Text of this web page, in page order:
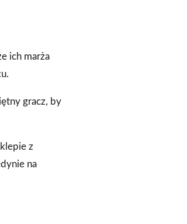
ich marża
gracz, by
z
na